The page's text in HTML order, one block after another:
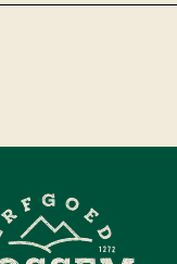
gebruiken.
van ons verwachten:
uur per week.